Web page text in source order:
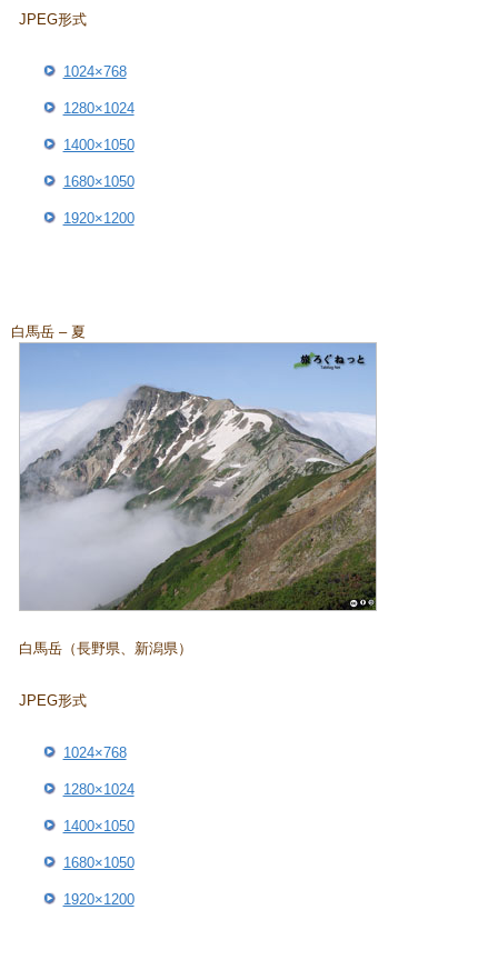
JPEG形式
1024×768
1280×1024
1400×1050
1680×1050
1920×1200
白馬岳 – 夏
白馬岳（長野県、新潟県）
JPEG形式
1024×768
1280×1024
1400×1050
1680×1050
1920×1200